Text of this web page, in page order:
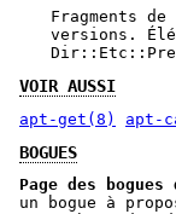
Fragments
versions.
VOIR AUSSI
apt-get(8) apt-
BOGUES
Page des bogues
un bogue à